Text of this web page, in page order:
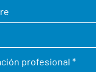
profesional